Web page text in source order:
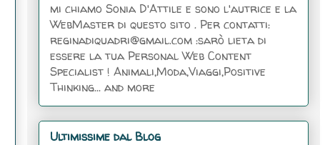
mi chiamo Sonia D'Attile e sono l'autrice e la
WebMaster di questo sito . Per contatti:
reginadiquadri@gmail.com :sarò lieta di
essere la tua Personal Web Content
Specialist ! Animali,Moda,Viaggi,Positive
Thinking... and more
Ultimissime dal Blog